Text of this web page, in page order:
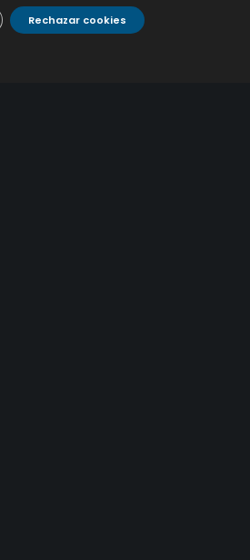
ZA Córdoba Red Quemadas- 1ª Sem
Rechazar cookies